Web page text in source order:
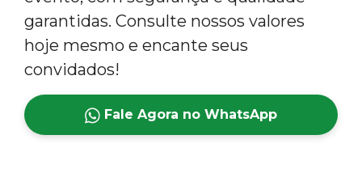
garantidas. Consulte nossos valores
hoje mesmo e encante seus
convidados!
Fale Agora no WhatsApp